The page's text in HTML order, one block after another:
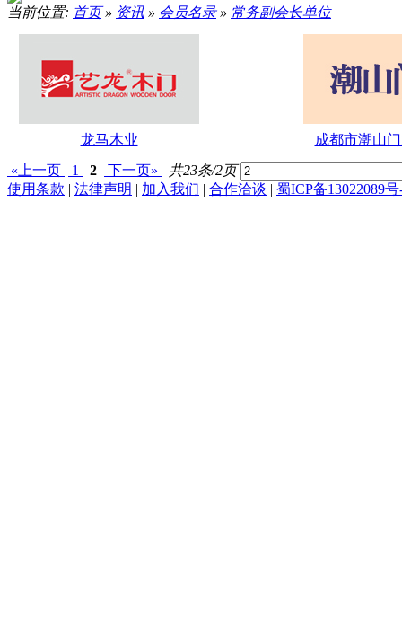
当前位置: 首页» 资讯 » 会员名录» 常务副会长单位
龙马木业
成都市潮山
«上一页
1 2 下一页»
共23条/2页
使用条款 | 法律声明 | 加入我们 | 合作洽谈 | 蜀ICP备13022089号